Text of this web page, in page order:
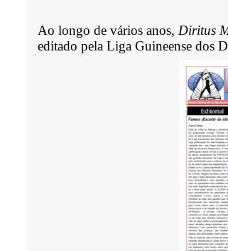
Ao longo de vários anos, Diritus
editado pela Liga Guineense dos